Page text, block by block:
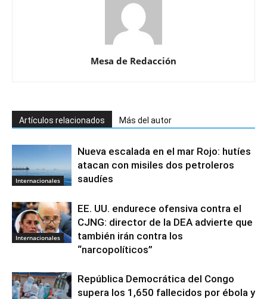
Mesa de Redacción
Artículos relacionados Más del autor
Internacionales
Nueva escalada en el mar Rojo: hutíes
atacan con misiles dos petroleros
saudíes
Internacionales
EE. UU. endurece ofensiva contra el
CJNG: director de la DEA advierte que
también irán contra los
“narcopolíticos”
República Democrática del Congo
supera los 1,650 fallecidos por ébola y